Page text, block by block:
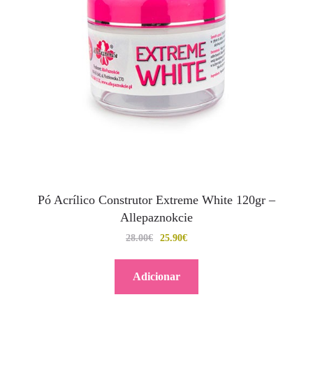
Pó Acrílico Construtor Extreme White 120gr –
Allepaznokcie
28.00€ 25.90€
Adicionar